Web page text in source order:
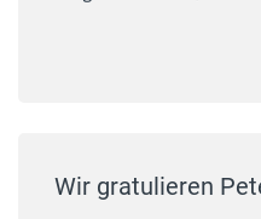
Wir gratulieren